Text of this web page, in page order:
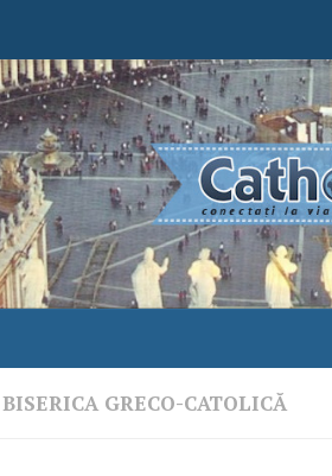
BISERICA GRECO-CATOLICĂ